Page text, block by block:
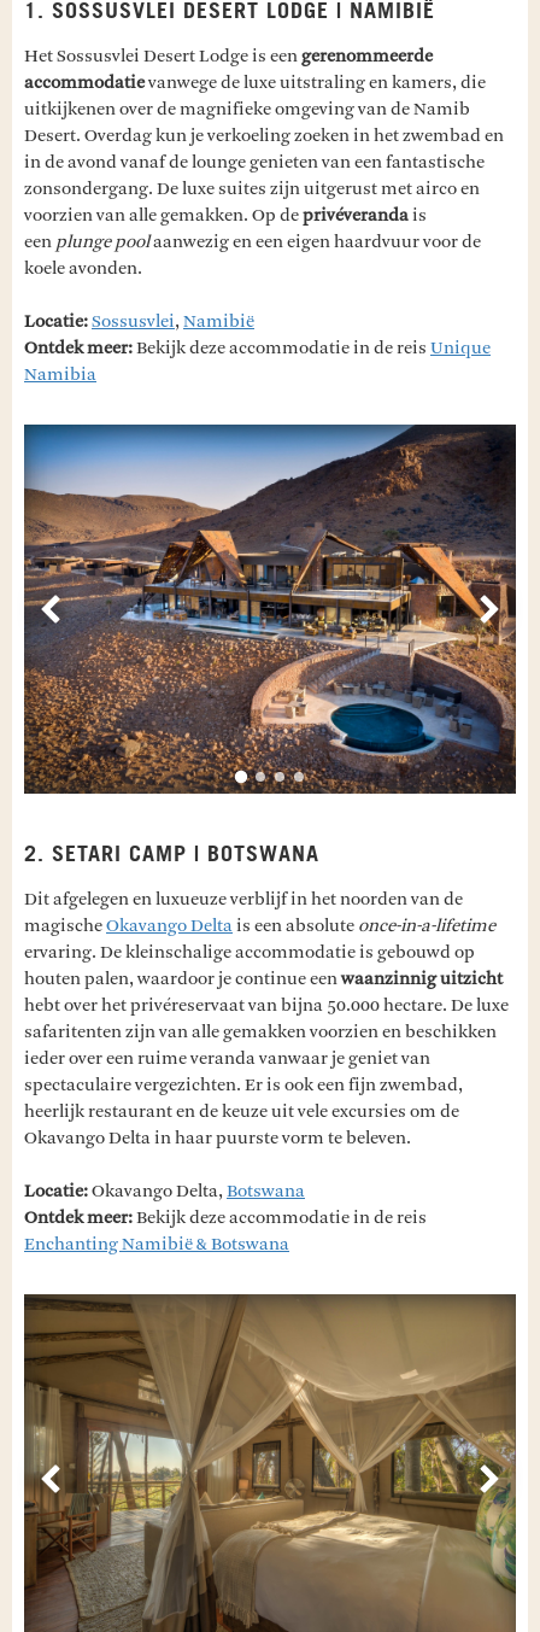
1. SOSSUSVLEI DESERT LODGE | NAMIBIË
Het Sossusvlei Desert Lodge is eengerenommeerde
accommodatievanwege de luxe uitstraling en kamers, die
uitkijkenen over de magnifieke omgeving van de Namib
Desert. Overdag kun je verkoeling zoeken in het zwembad en
in de avond vanaf de lounge genieten van een fantastische
zonsondergang. De luxe suites zijn uitgerust met airco en
voorzien van alle gemakken. Op deprivéverandais
een plunge poolaanwezig en een eigen haardvuur voor de
koele avonden.
Locatie:Sossusvlei, Namibië
Ontdek meer:Bekijk deze accommodatie in de reis Unique
Namibia
Vorige
2. SETARI CAMP | BOTSWANA
Dit afgelegen en luxueuze verblijf in het noorden van de
magischeOkavango Deltais een absolute once-in-a-lifetime
ervaring. De kleinschalige accommodatie is gebouwd op
houten palen, waardoor je continue eenwaanzinnig uitzicht
hebt over het privéreservaat van bijna 50.000 hectare. De luxe
safaritenten zijn van alle gemakken voorzien en beschikken
ieder over een ruime veranda vanwaar je geniet van
spectaculaire vergezichten. Er is ook een fijn zwembad,
heerlijk restaurant en de keuze uit vele excursies om de
Okavango Delta in haar puurste vorm te beleven.
Locatie:Okavango Delta, Botswana
Ontdek meer:Bekijk deze accommodatie in de reis
Enchanting Namibië & Botswana
Vorige